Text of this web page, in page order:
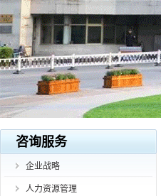
咨询服务
企业战略
人力资源管理